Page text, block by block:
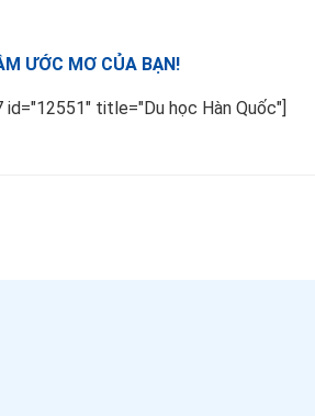
ƯỚC MƠ CỦA BẠN!
title="Du học Hàn Quốc"]